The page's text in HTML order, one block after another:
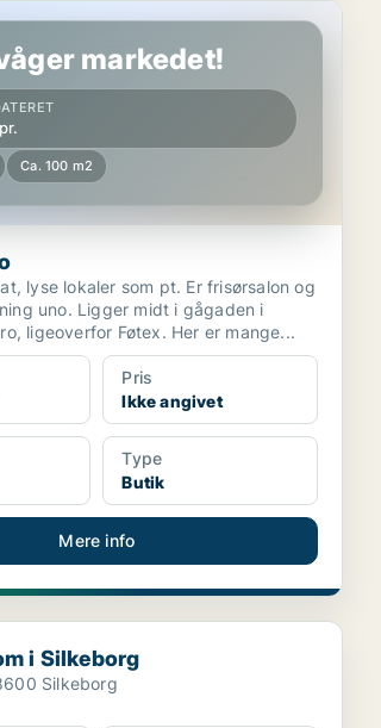
markedet!
Ca. 100 m2
lyse lokaler som pt. Er frisørsalon og
uno. Ligger midt i gågaden i
ligeoverfor Føtex. Her er mange...
Pris
Ikke angivet
Type
Butik
Mere info
i Silkeborg
Silkeborg